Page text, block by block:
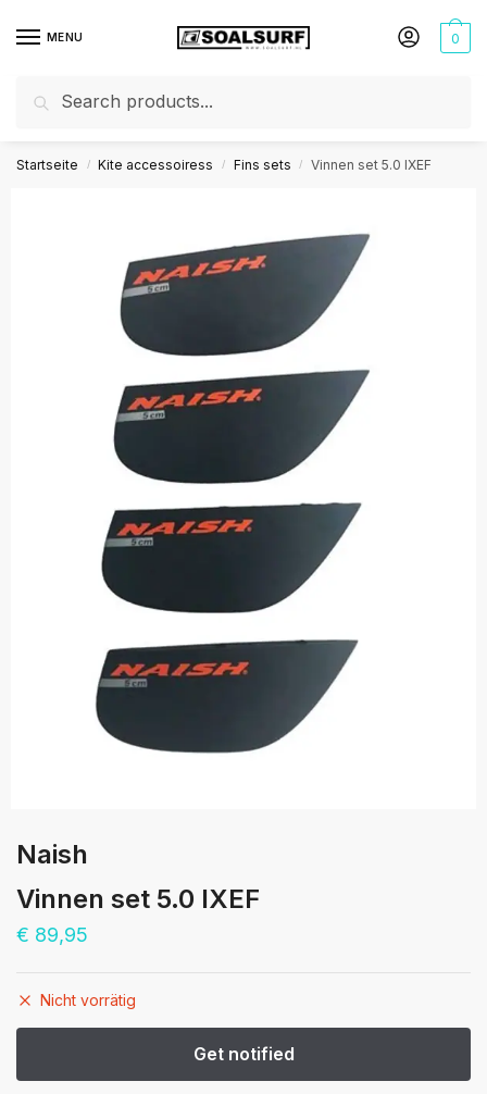
MENU
Suche
0
Startseite / Kite accessoiress / Fins sets / Vinnen set 5.0 IXEF
Naish
Vinnen set 5.0 IXEF
€ 89,95
Nicht vorrätig
Phone number so we can call you as soon as
Nachname
Call me back!